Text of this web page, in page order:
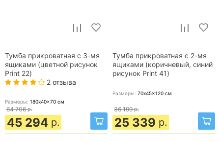
Тумба прикроватная с 3-мя
ящиками (цветной рисунок
Print 22)
2 отзыва
Размеры: 180x40x70 см
64 706 р.
45 294 р.
Тумба прикроватная с 2-мя
ящиками (коричневый, синий
рисунок Print 41)
Размеры: 70x45x120 см
36 199 р.
25 339 р.